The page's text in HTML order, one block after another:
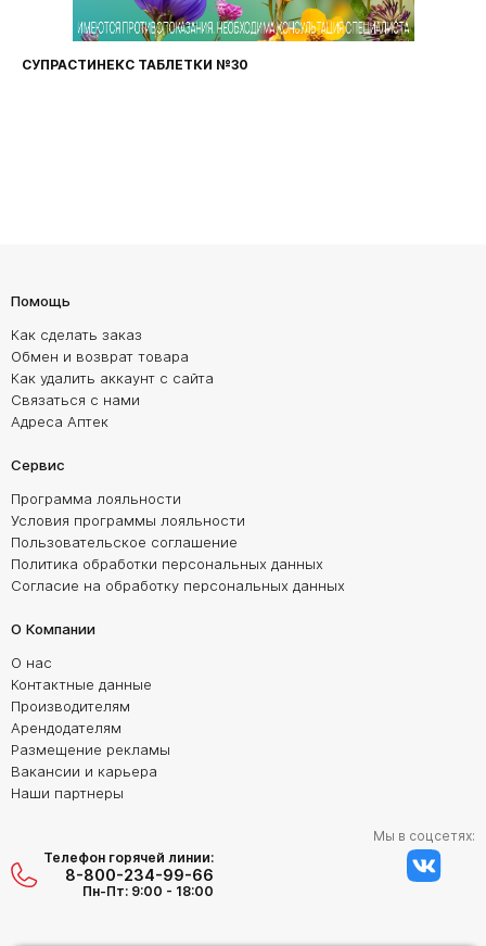
ФАРИНГОСЕПТ ТАБЛЕТКИ №20
Помощь
Как сделать заказ
Обмен и возврат товара
Как удалить аккаунт с сайта
Связаться с нами
Адреса Аптек
Сервис
Программа лояльности
Условия программы лояльности
Пользовательское соглашение
Политика обработки персональных данных
Согласие на обработку персональных данных
О Компании
О нас
Контактные данные
Производителям
Арендодателям
Размещение рекламы
Вакансии и карьера
Наши партнеры
Телефон горячей линии:
8-800-234-99-66
Пн-Пт: 9:00 - 18:00
Мы в соцсетях: